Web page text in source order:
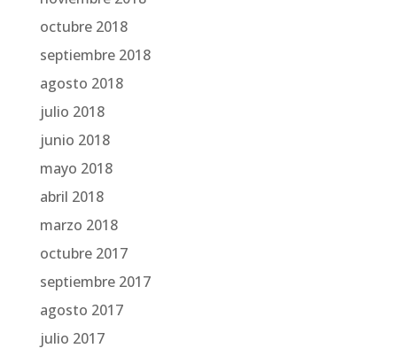
octubre 2018
septiembre 2018
agosto 2018
julio 2018
junio 2018
mayo 2018
abril 2018
marzo 2018
octubre 2017
septiembre 2017
agosto 2017
julio 2017